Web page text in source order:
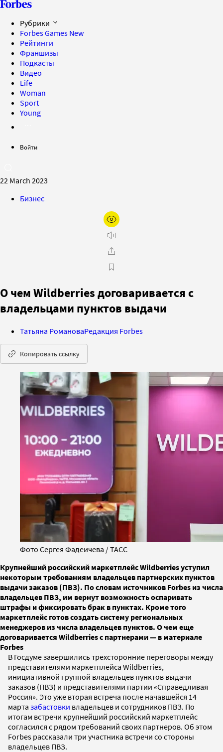
Рубрики
Forbes Games New
Рейтинги
Франшизы
Подкасты
Видео
Life
Woman
Sport
Young
Войти
22 March 2023
Бизнес
О чем Wildberries договаривается с
владельцами пунктов выдачи
Татьяна РомановаРедакция Forbes
Копировать ссылку
Фото Сергея Фадеичева / ТАСС
Крупнейший российский маркетплейс Wildberries уступил
некоторым требованиям владельцев партнерских пунктов
выдачи заказов (ПВЗ). По словам источников Forbes из числа
владельцев ПВЗ, им вернут возможность оспаривать
штрафы и фиксировать брак в пунктах. Кроме того
маркетплейс готов создать систему региональных
менеджеров из числа владельцев пунктов. О чем еще
договаривается Wildberries с партнерами — в материале
Forbes
В Госдуме завершились трехсторонние переговоры между
представителями маркетплейса Wildberries,
инициативной группой владельцев пунктов выдачи
заказов (ПВЗ) и представителями партии «Справедливая
Россия». Это уже вторая встреча после начавшейся 14
марта забастовки владельцев и сотрудников ПВЗ. По
итогам встречи крупнейший российский маркетплейс
согласился с рядом требований своих партнеров. Об этом
Forbes рассказали три участника встречи со стороны
владельцев ПВЗ.